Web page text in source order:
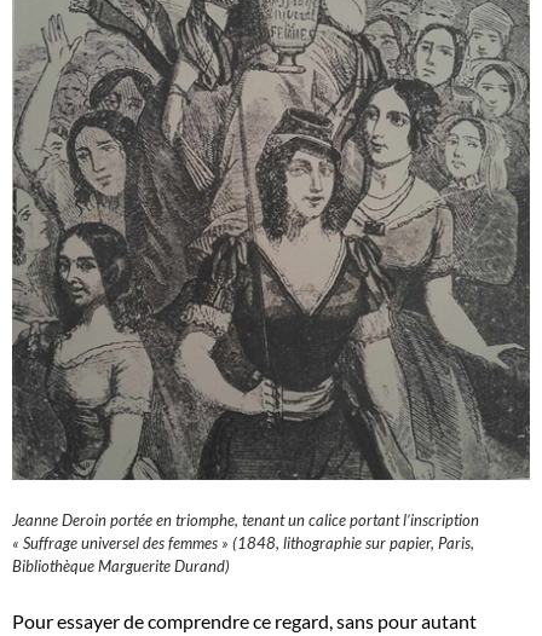
Jeanne Deroin portée en triomphe, tenant un calice portant l’inscription
« Suffrage universel des femmes » (1848, lithographie sur papier, Paris,
Bibliothèque Marguerite Durand)
Pour essayer de comprendre ce regard, sans pour autant